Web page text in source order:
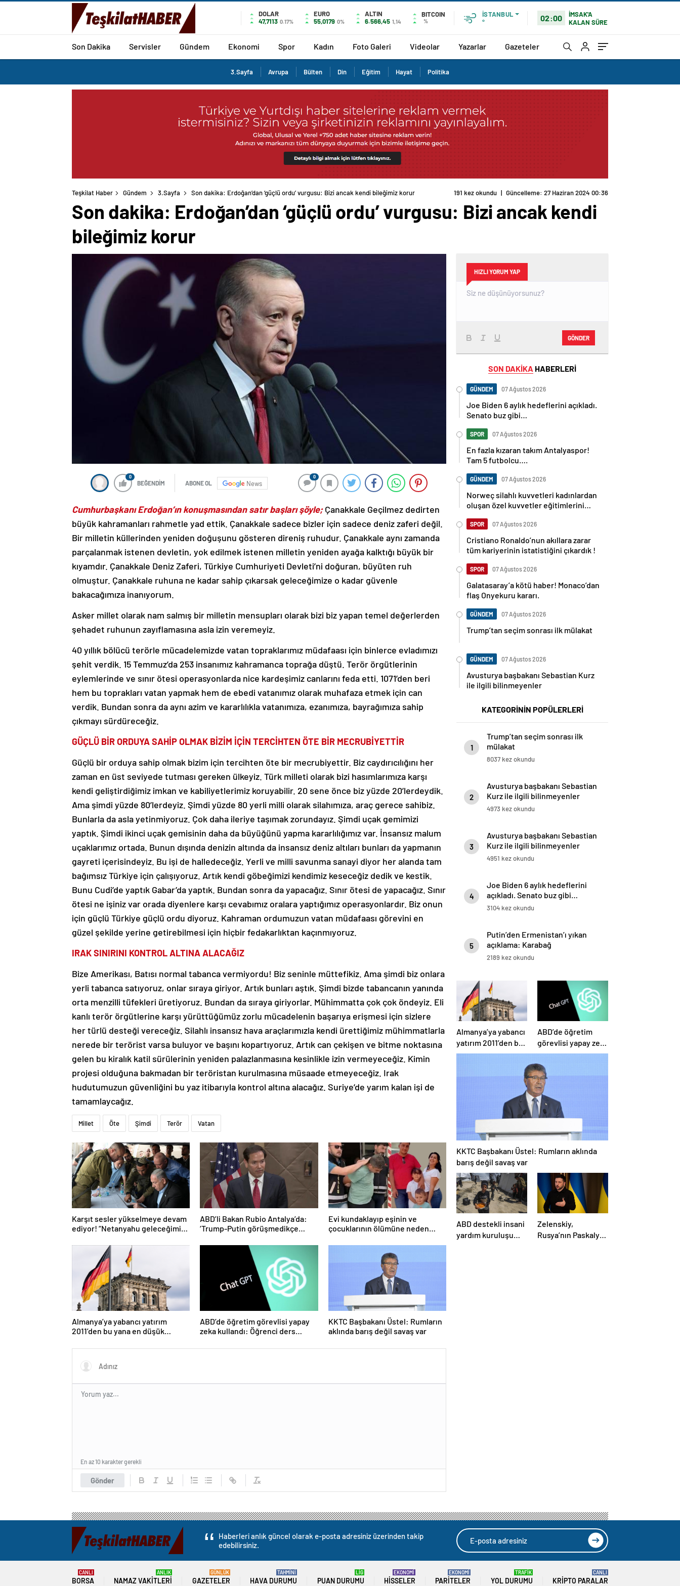
DOLAR
47,7113 0.17%
EURO
55,0179 0%
ALTIN
6.566,45 1,14
BITCOIN
%
İSTANBUL
°
02:00
İMSAK'A
KALAN SÜRE
Son Dakika Servisler Gündem Ekonomi Spor Kadın Foto Galeri Videolar Yazarlar Gazeteler
3.Sayfa Avrupa Bülten Din Eğitim Hayat Politika
Teşkilat Haber Gündem 3.Sayfa Son dakika: Erdoğan’dan ‘güçlü ordu’ vurgusu: Bizi ancak kendi bileğimiz korur 191 kez okundu | Güncelleme: 27 Haziran 2024 00:36
Son dakika: Erdoğan’dan ‘güçlü ordu’ vurgusu: Bizi ancak kendi
bileğimiz korur
0
BEĞENDİM ABONE OL News
0
Cumhurbaşkanı Erdoğan’ın konuşmasından satır başları şöyle;Çanakkale Geçilmez dedirten
büyük kahramanları rahmetle yad ettik. Çanakkale sadece bizler için sadece deniz zaferi değil.
Bir milletin küllerinden yeniden doğuşunu gösteren direniş ruhudur. Çanakkale aynı zamanda
parçalanmak istenen devletin, yok edilmek istenen milletin yeniden ayağa kalktığı büyük bir
kıyamdır. Çanakkale Deniz Zaferi, Türkiye Cumhuriyeti Devleti’ni doğuran, büyüten ruh
olmuştur. Çanakkale ruhuna ne kadar sahip çıkarsak geleceğimize o kadar güvenle
bakacağımıza inanıyorum.
Asker millet olarak nam salmış bir milletin mensupları olarak bizi biz yapan temel değerlerden
şehadet ruhunun zayıflamasına asla izin veremeyiz.
40 yıllık bölücü terörle mücadelemizde vatan topraklarımız müdafaası için binlerce evladımızı
şehit verdik. 15 Temmuz’da 253 insanımız kahramanca toprağa düştü. Terör örgütlerinin
eylemlerinde ve sınır ötesi operasyonlarda nice kardeşimiz canlarını feda etti. 1071’den beri
hem bu toprakları vatan yapmak hem de ebedi vatanımız olarak muhafaza etmek için can
verdik. Bundan sonra da aynı azim ve kararlılıkla vatanımıza, ezanımıza, bayrağımıza sahip
çıkmayı sürdüreceğiz.
GÜÇLÜ BİR ORDUYA SAHİP OLMAK BİZİM İÇİN TERCİHTEN ÖTE BİR MECRUBİYETTİR
Güçlü bir orduya sahip olmak bizim için tercihten öte bir mecrubiyettir. Biz caydırıcılığını her
zaman en üst seviyede tutması gereken ülkeyiz. Türk milleti olarak bizi hasımlarımıza karşı
kendi geliştirdiğimiz imkan ve kabiliyetlerimiz koruyabilir. 20 sene önce biz yüzde 20’lerdeydik.
Ama şimdi yüzde 80’lerdeyiz. Şimdi yüzde 80 yerli milli olarak silahımıza, araç gerece sahibiz.
Bunlarla da asla yetinmiyoruz. Çok daha ileriye taşımak zorundayız. Şimdi uçak gemimizi
yaptık. Şimdi ikinci uçak gemisinin daha da büyüğünü yapma kararlılığımız var. İnsansız malum
uçaklarımız ortada. Bunun dışında denizin altında da insansız deniz altıları bunları da yapmanın
gayreti içerisindeyiz. Bu işi de halledeceğiz. Yerli ve milli savunma sanayi diyor her alanda tam
bağımsız Türkiye için çalışıyoruz. Artık kendi göbeğimizi kendimiz keseceğiz dedik ve kestik.
Bunu Cudi’de yaptık Gabar’da yaptık. Bundan sonra da yapacağız. Sınır ötesi de yapacağız. Sınır
ötesi ne işiniz var orada diyenlere karşı cevabımız oralara yaptığımız operasyonlardır. Biz onun
için güçlü Türkiye güçlü ordu diyoruz. Kahraman ordumuzun vatan müdafaası görevini en
güzel şekilde yerine getirebilmesi için hiçbir fedakarlıktan kaçınmıyoruz.
IRAK SINIRINI KONTROL ALTINA ALACAĞIZ
Bize Amerikası, Batısı normal tabanca vermiyordu! Biz seninle müttefikiz. Ama şimdi biz onlara
yerli tabanca satıyoruz, onlar sıraya giriyor. Artık bunları aştık. Şimdi bizde tabancanın yanında
orta menzilli tüfekleri üretiyoruz. Bundan da sıraya giriyorlar. Mühimmatta çok çok öndeyiz. Eli
kanlı terör örgütlerine karşı yürüttüğümüz zorlu mücadelenin başarıya erişmesi için sizlere
her türlü desteği vereceğiz. Silahlı insansız hava araçlarımızla kendi ürettiğimiz mühimmatlarla
nerede bir terörist varsa buluyor ve başını kopartıyoruz. Artık can çekişen ve bitme noktasına
gelen bu kiralık katil sürülerinin yeniden palazlanmasına kesinlikle izin vermeyeceğiz. Kimin
projesi olduğuna bakmadan bir teröristan kurulmasına müsaade etmeyeceğiz. Irak
hudutumuzun güvenliğini bu yaz itibarıyla kontrol altına alacağız. Suriye’de yarım kalan işi de
tamamlaycağız.
Millet Öte Şimdi Terör Vatan
Karşıt sesler yükselmeye devam
ediyor! “Netanyahu geleceğimizi
ABD’li Bakan Rubio Antalya’da:
‘Trump-Putin görüşmedikçe
Evi kundaklayıp eşinin ve
çocuklarının ölümüne neden
çıktı
Almanya’ya yabancı yatırım
2011’den bu yana en düşük
ABD’de öğretim görevlisi yapay
zeka kullandı: Öğrenci ders
KKTC Başbakanı Üstel: Rumların
aklında barış değil savaş var
Gönder
En az 10 karakter gerekli
HIZLI YORUM YAP
GÖNDER
SON DAKİKA HABERLERİ
GÜNDEM 07 Ağustos 2026
Joe Biden 6 aylık hedeflerini açıkladı.
Senato buz gibi…
SPOR 07 Ağustos 2026
En fazla kızaran takım Antalyaspor!
Tam 5 futbolcu….
GÜNDEM 07 Ağustos 2026
Norweç silahlı kuvvetleri kadınlardan
oluşan özel kuvvetler eğitimlerini
SPOR 07 Ağustos 2026
Cristiano Ronaldo’nun akıllara zarar
tüm kariyerinin istatistiğini çıkardık !
SPOR 07 Ağustos 2026
Galatasaray’a kötü haber! Monaco’dan
flaş Onyekuru kararı.
GÜNDEM 07 Ağustos 2026
Trump’tan seçim sonrası ilk mülakat
GÜNDEM 07 Ağustos 2026
Avusturya başbakanı Sebastian Kurz
ile ilgili bilinmeyenler
KATEGORİNİN POPÜLERLERİ
1
Trump’tan seçim sonrası ilk
mülakat
8037 kez okundu
2
Avusturya başbakanı Sebastian
Kurz ile ilgili bilinmeyenler
4973 kez okundu
3
Avusturya başbakanı Sebastian
Kurz ile ilgili bilinmeyenler
4951 kez okundu
4
Joe Biden 6 aylık hedeflerini
açıkladı. Senato buz gibi…
3104 kez okundu
5
Putin’den Ermenistan’ı yıkan
açıklama: Karabağ
Azerbaycan’ın ayrılmaz bir
2189 kez okundu
Almanya’ya yabancı
yatırım 2011’den bu
yana en düşük
ABD’de öğretim
görevlisi yapay zeka
kullandı: Öğrenci
ders ücretini geri
istedi
KKTC Başbakanı Üstel: Rumların aklında
barış değil savaş var
ABD destekli insani
yardım kuruluşu
Zelenskiy,
Rusya’nın Paskalya
Haberleri anlık güncel olarak e-posta adresiniz üzerinden takip
edebilirsiniz.
BORSA
CANLI
NAMAZ VAKITLERI
ANLIK
GAZETELER
GÜNLÜK
HAVA DURUMU
TAHMİNİ
PUAN DURUMU
LİG
HISSELER
EKONOMİ
PARITELER
EKONOMİ
YOL DURUMU
TRAFİK
KRIPTO PARALAR
CANLI